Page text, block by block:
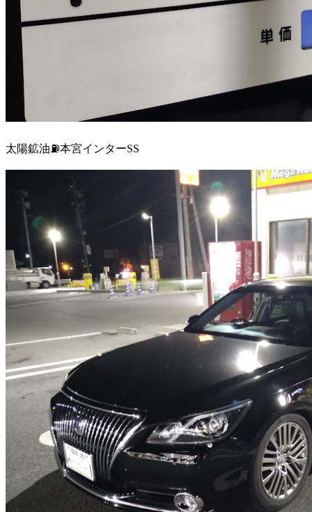
太陽鉱油⛽本宮インターSS